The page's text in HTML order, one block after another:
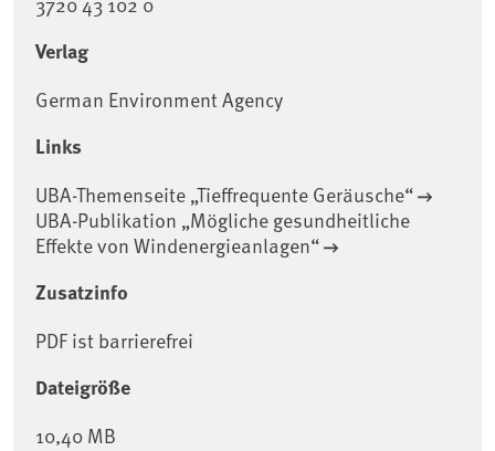
Verlag
German Environment Agency
Links
UBA-Themenseite „Tieffrequente Geräusche“
UBA-Publikation „Mögliche gesundheitliche
Effekte von Windenergieanlagen“
Zusatzinfo
PDF ist barrierefrei
Dateigröße
10,40 MB